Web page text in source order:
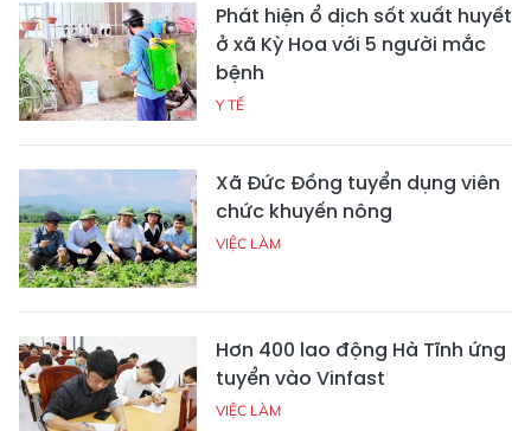
Phát hiện ổ dịch sốt xuất huyết
ở xã Kỳ Hoa với 5 người mắc
bệnh
Y TẾ
Xã Đức Đồng tuyển dụng viên
chức khuyến nông
VIỆC LÀM
Hơn 400 lao động Hà Tĩnh ứng
tuyển vào Vinfast
VIỆC LÀM